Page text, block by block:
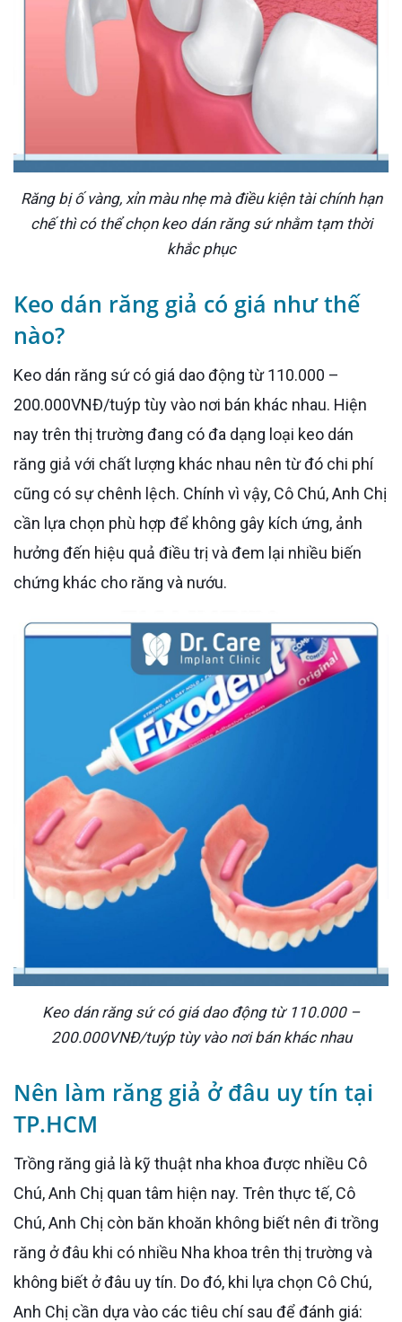
Răng bị ố vàng, xỉn màu nhẹ mà điều kiện tài chính hạn
chế thì có thể chọn keo dán răng sứ nhằm tạm thời
khắc phục
Keo dán răng giả có giá như thế
nào?
Keo dán răng sứ có giá dao động từ 110.000 –
200.000VNĐ/tuýp tùy vào nơi bán khác nhau. Hiện
nay trên thị trường đang có đa dạng loại keo dán
răng giả với chất lượng khác nhau nên từ đó chi phí
cũng có sự chênh lệch. Chính vì vậy, Cô Chú, Anh Chị
cần lựa chọn phù hợp để không gây kích ứng, ảnh
hưởng đến hiệu quả điều trị và đem lại nhiều biến
chứng khác cho răng và nướu.
Keo dán răng sứ có giá dao động từ 110.000 –
200.000VNĐ/tuýp tùy vào nơi bán khác nhau
Nên làm răng giả ở đâu uy tín tại
TP.HCM
Trồng răng giả là kỹ thuật nha khoa được nhiều Cô
Chú, Anh Chị quan tâm hiện nay. Trên thực tế, Cô
Chú, Anh Chị còn băn khoăn không biết nên đi trồng
răng ở đâu khi có nhiều Nha khoa trên thị trường và
không biết ở đâu uy tín. Do đó, khi lựa chọn Cô Chú,
Anh Chị cần dựa vào các tiêu chí sau để đánh giá: